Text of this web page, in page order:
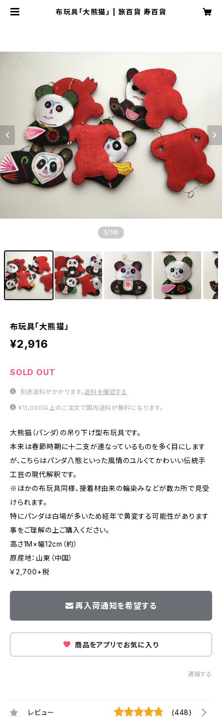
布玩具「大熊猫」 | 旅百貨 寿百貨
1 /10
布玩具「大熊猫」
¥2,916
SOLD OUT
別途送料がかかります。送料を確認する
¥11,000以上のご注文で国内送料が無料になります。
大熊猫（パンダ）の吊り下げ型布玩具です。
本来は春節時期に十二支が連なっているものを多く目にします
が、こちらはパンダ八態といった風情のユルくてかわいい伝統手
工芸の現代解釈です。
※ほかの布玩具同様、接着材由来の輪染みなどが数カ所で見受
けられます。
特にパンダは白場が多いため経年で黄変する可能性があります
事をご理解の上ご購入ください。
高さ1M×幅12cm（約）
原産地：山東（中国）
￥2,700+税
再入荷通知を希望する
商品をアプリでお気に入り
通報する
レビュー (448)